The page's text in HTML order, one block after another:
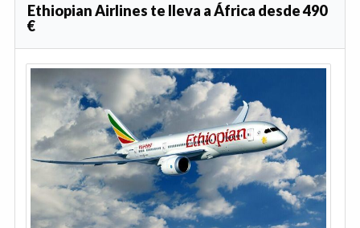
Ethiopian Airlines te lleva a África desde 490
€